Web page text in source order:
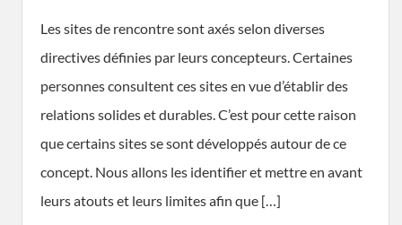
Les sites de rencontre sont axés selon diverses
directives définies par leurs concepteurs. Certaines
personnes consultent ces sites en vue d’établir des
relations solides et durables. C’est pour cette raison
que certains sites se sont développés autour de ce
concept. Nous allons les identifier et mettre en avant
leurs atouts et leurs limites afin que […]